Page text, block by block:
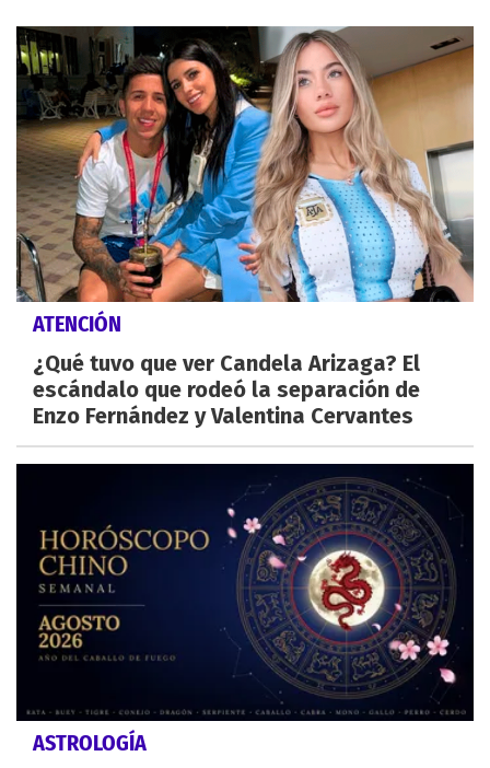
ATENCIÓN
¿Qué tuvo que ver Candela Arizaga? El
escándalo que rodeó la separación de
Enzo Fernández y Valentina Cervantes
ASTROLOGÍA